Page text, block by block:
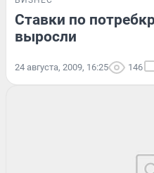
Ставки по
выросли
24 августа, 2009, 16:25 146